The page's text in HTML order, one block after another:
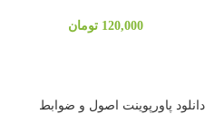
120,000 تومان
دانلود پاورپوینت اصول و ضوابط